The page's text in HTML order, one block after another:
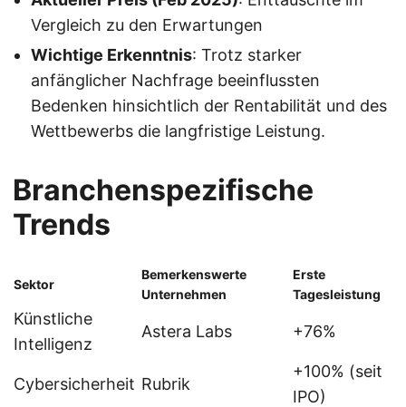
Vergleich zu den Erwartungen
Wichtige Erkenntnis: Trotz starker
anfänglicher Nachfrage beeinflussten
Bedenken hinsichtlich der Rentabilität und des
Wettbewerbs die langfristige Leistung.
Branchenspezifische
Trends
Sektor
Bemerkenswerte
Unternehmen
Erste
Tagesleistung
Künstliche
Intelligenz
Astera Labs +76%
Cybersicherheit Rubrik
+100% (seit
IPO)